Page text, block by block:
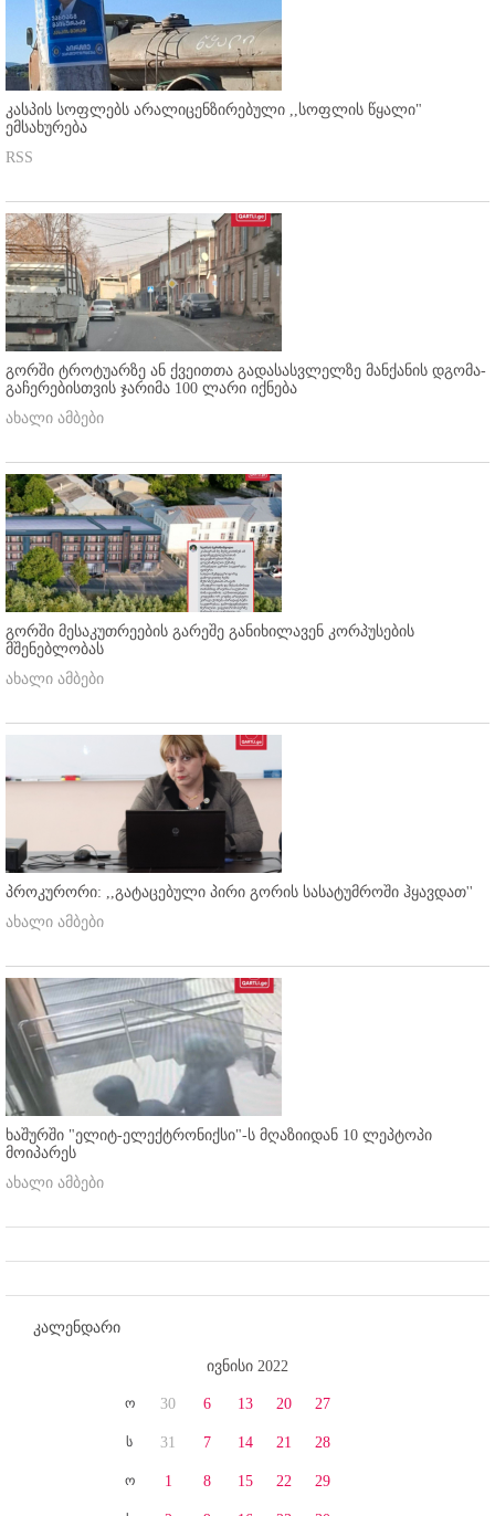
კასპის სოფლებს არალიცენზირებული ,,სოფლის წყალი"
ემსახურება
RSS
გორში ტროტუარზე ან ქვეითთა გადასასვლელზე მანქანის დგომა-
გაჩერებისთვის ჯარიმა 100 ლარი იქნება
ახალი ამბები
გორში მესაკუთრეების გარეშე განიხილავენ კორპუსების
მშენებლობას
ახალი ამბები
პროკურორი: ,,გატაცებული პირი გორის სასატუმროში ჰყავდათ''
ახალი ამბები
ხაშურში "ელიტ-ელექტრონიქსი"-ს მღაზიიდან 10 ლეპტოპი
მოიპარეს
ახალი ამბები
კალენდარი
ივნისი 2022
ო
ს
ო
30
31
1
6
7
8
13
14
15
20
21
22
27
28
29